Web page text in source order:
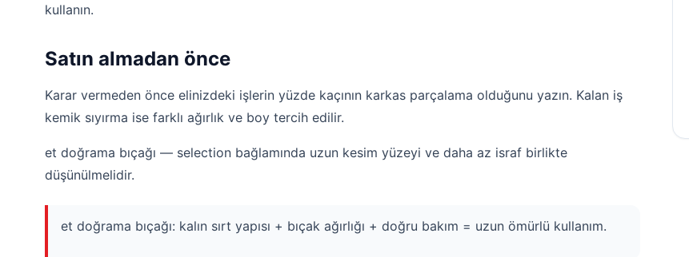
kullanın.
Satın almadan önce
Karar vermeden önce elinizdeki işlerin yüzde kaçının karkas parçalama olduğunu yazın. Kalan iş
kemik sıyırma ise farklı ağırlık ve boy tercih edilir.
et doğrama bıçağı — selection bağlamında uzun kesim yüzeyi ve daha az israf birlikte
düşünülmelidir.
et doğrama bıçağı: kalın sırt yapısı + bıçak ağırlığı + doğru bakım = uzun ömürlü kullanım.